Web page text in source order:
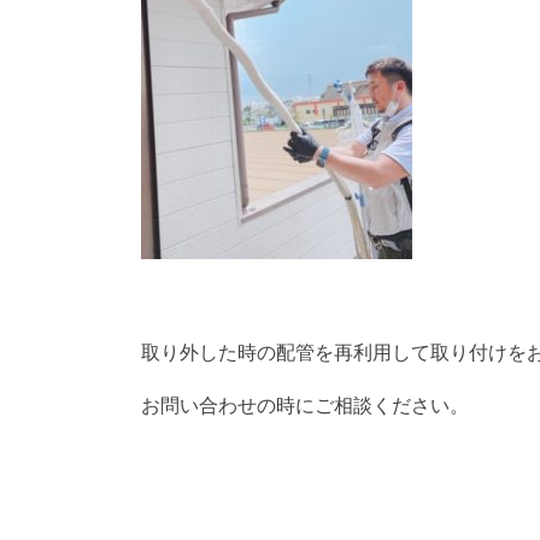
取り外した時の配管を再利用して取り付けを
お問い合わせの時にご相談ください。